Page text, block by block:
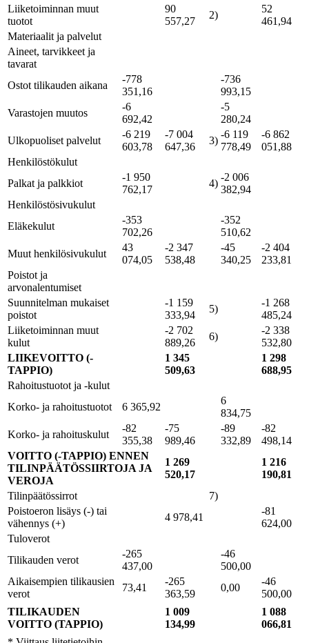
Liiketoiminnan muut
tuotot
90
557,27
2)
52
461,94
Materiaalit ja palvelut
Aineet, tarvikkeet ja
tavarat
Ostot tilikauden aikana
-778
351,16
-736
993,15
Varastojen muutos
-6
692,42
-5
280,24
Ulkopuoliset palvelut
-6 219
603,78
-7 004
647,36
3)
-6 119
778,49
-6 862
051,88
Henkilöstökulut
Palkat ja palkkiot
-1 950
762,17
4)
-2 006
382,94
Henkilöstösivukulut
Eläkekulut
-353
702,26
-352
510,62
Muut henkilösivukulut
43
074,05
-2 347
538,48
-45
340,25
-2 404
233,81
Poistot ja
arvonalentumiset
Suunnitelman mukaiset
poistot
-1 159
333,94
5)
-1 268
485,24
Liiketoiminnan muut
kulut
-2 702
889,26
6)
-2 338
532,80
LIIKEVOITTO (-
TAPPIO)
1 345
509,63
1 298
688,95
Rahoitustuotot ja -kulut
Korko- ja rahoitustuotot
6 365,92
6
834,75
Korko- ja rahoituskulut
-82
355,38
-75
989,46
-89
332,89
-82
498,14
VOITTO (-TAPPIO) ENNEN
TILINPÄÄTÖSSIIRTOJA JA
VEROJA
1 269
520,17
1 216
190,81
Tilinpäätössirrot
7)
Poistoeron lisäys (-) tai
vähennys (+)
4 978,41
-81
624,00
Tuloverot
Tilikauden verot
-265
437,00
-46
500,00
Aikaisempien tilikausien
verot
73,41
-265
363,59
0,00
-46
500,00
TILIKAUDEN
VOITTO (TAPPIO)
1 009
134,99
1 088
066,81